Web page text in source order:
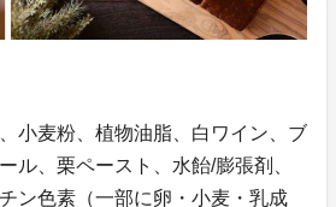
小麦粉、植物油脂、白ワイン、ブ
ル、栗ペースト、水飴/膨張剤、
ン色素（一部に卵・小麦・乳成